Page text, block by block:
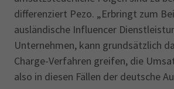
differenziert Pezo. „Erbringt zum
ausländische Influencer
Unternehmen, kann grundsätzlich
Charge-Verfahren greifen, die
also in diesen Fällen der deutsche